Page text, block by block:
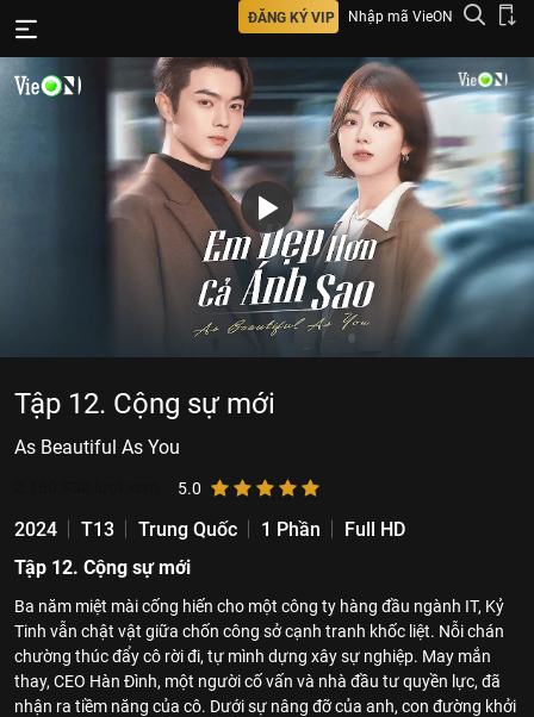
ĐĂNG KÝ VIP Nhập mã VieON
Tập 12. Cộng sự mới
As Beautiful As You
5.0
2024 T13 Trung Quốc 1 Phần
Full HD
Tập 12. Cộng sự mới
Ba năm miệt mài cống hiến cho một công ty hàng đầu ngành IT, Kỷ
Tinh vẫn chật vật giữa chốn công sở cạnh tranh khốc liệt. Nỗi chán
chường thúc đẩy cô rời đi, tự mình dựng xây sự nghiệp. May mắn
thay, CEO Hàn Đình, một người cố vấn và nhà đầu tư quyền lực, đã
nhận ra tiềm năng của cô. Dưới sự nâng đỡ của anh, con đường khởi